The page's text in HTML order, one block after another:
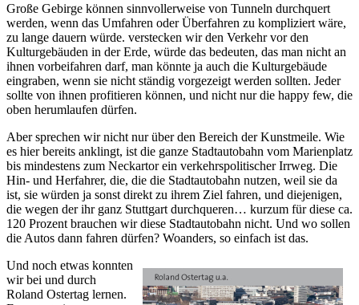
Große Gebirge können sinnvollerweise von Tunneln durchquert
werden, wenn das Umfahren oder Überfahren zu kompliziert wäre,
zu lange dauern würde. verstecken wir den Verkehr vor den
Kulturgebäuden in der Erde, würde das bedeuten, das man nicht an
ihnen vorbeifahren darf, man könnte ja auch die Kulturgebäude
eingraben, wenn sie nicht ständig vorgezeigt werden sollten. Jeder
sollte von ihnen profitieren können, und nicht nur die happy few, die
oben herumlaufen dürfen.
Aber sprechen wir nicht nur über den Bereich der Kunstmeile. Wie
es hier bereits anklingt, ist die ganze Stadtautobahn vom Marienplatz
bis mindestens zum Neckartor ein verkehrspolitischer Irrweg. Die
Hin- und Herfahrer, die, die die Stadtautobahn nutzen, weil sie da
ist, sie würden ja sonst direkt zu ihrem Ziel fahren, und diejenigen,
die wegen der ihr ganz Stuttgart durchqueren… kurzum für diese ca.
120 Prozent brauchen wir diese Stadtautobahn nicht. Und wo sollen
die Autos dann fahren dürfen? Woanders, so einfach ist das.
Und noch etwas konnten
wir bei und durch
Roland Ostertag lernen.